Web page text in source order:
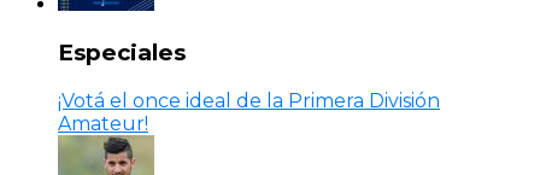
Especiales
¡Votá el once ideal de la Primera División
Amateur!